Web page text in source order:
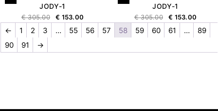
JODY-1
€305.00 € 153.00
JODY-1
€305.00 € 153.00
← 1 2 3 … 55 56 57 58 59 60 61 …
89
90
91 →